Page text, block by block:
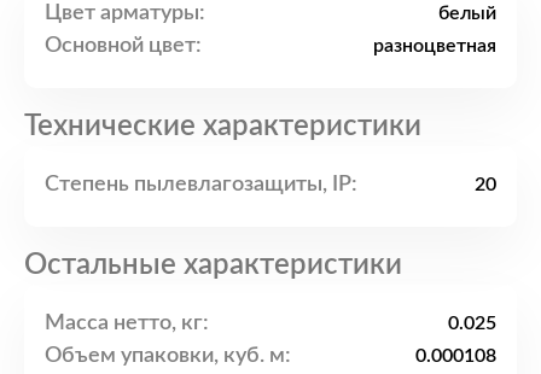
Цвет арматуры: белый
Основной цвет: разноцветная
Технические характеристики
Степень пылевлагозащиты, IP: 20
Остальные характеристики
Масса нетто, кг: 0.025
Объем упаковки, куб. м: 0.000108